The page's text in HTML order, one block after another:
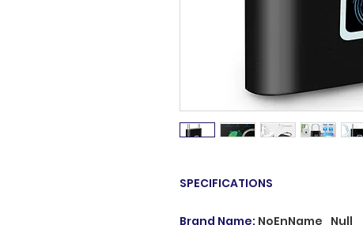
SPECIFICATIONS
Brand Name: NoEnName_Null